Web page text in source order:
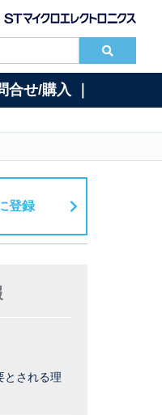
合せ/購入 ｜
登録
とされる理